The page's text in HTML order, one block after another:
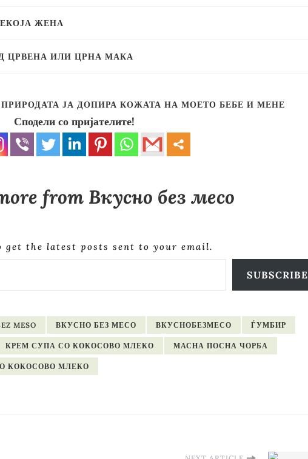
ЖЕНА
ЦРВЕНА ИЛИ ЦРНА МАКА
ПРИРОДАТА ЈА ДОПИРА КОЖАТА НА МОЕТО БЕБЕ И МЕНЕ
Сподели со пријателите!
from Вкусно без месо
get the latest posts sent to your email.
SUBSCRIBE
MESO ВКУСНО БЕЗ МЕСО ВКУСНОБЕЗМЕСО ЃУМБИР
КРЕМ СУПА СО КОКОСОВО МЛЕКО МАСНА ПОСНА ЧОРБА
КОКОСОВО МЛЕКО